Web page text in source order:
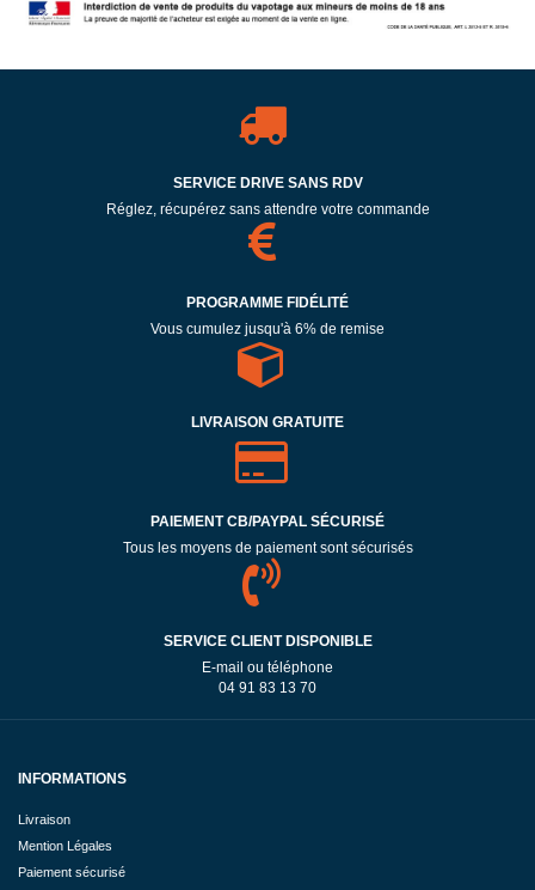
SERVICE DRIVE SANS RDV
Réglez, récupérez sans attendre votre commande
PROGRAMME FIDÉLITÉ
Vous cumulez jusqu'à 6% de remise
LIVRAISON GRATUITE
PAIEMENT CB/PAYPAL SÉCURISÉ
Tous les moyens de paiement sont sécurisés
SERVICE CLIENT DISPONIBLE
E-mail ou téléphone
04 91 83 13 70
INFORMATIONS
Livraison
Mention Légales
Paiement sécurisé